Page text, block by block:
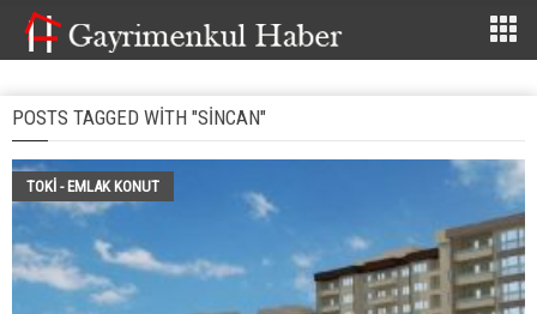
POSTS TAGGED WITH "SINCAN"
TOKİ - EMLAK KONUT